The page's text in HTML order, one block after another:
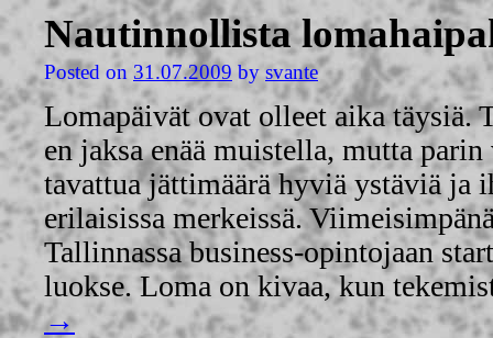
Nautinnollista
Posted on 31.07.2009 by svante
Lomapäivät ovat olleet aika täysiä.
en jaksa enää muistella, mutta
tavattua jättimäärä hyviä ystäviä ja
erilaisissa merkeissä.
Tallinnassa business-opintojaan
luokse. Loma on kivaa, kun
→